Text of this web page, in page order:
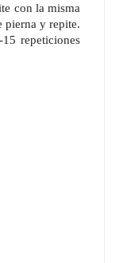
con la misma
pierna y repite.
repeticiones